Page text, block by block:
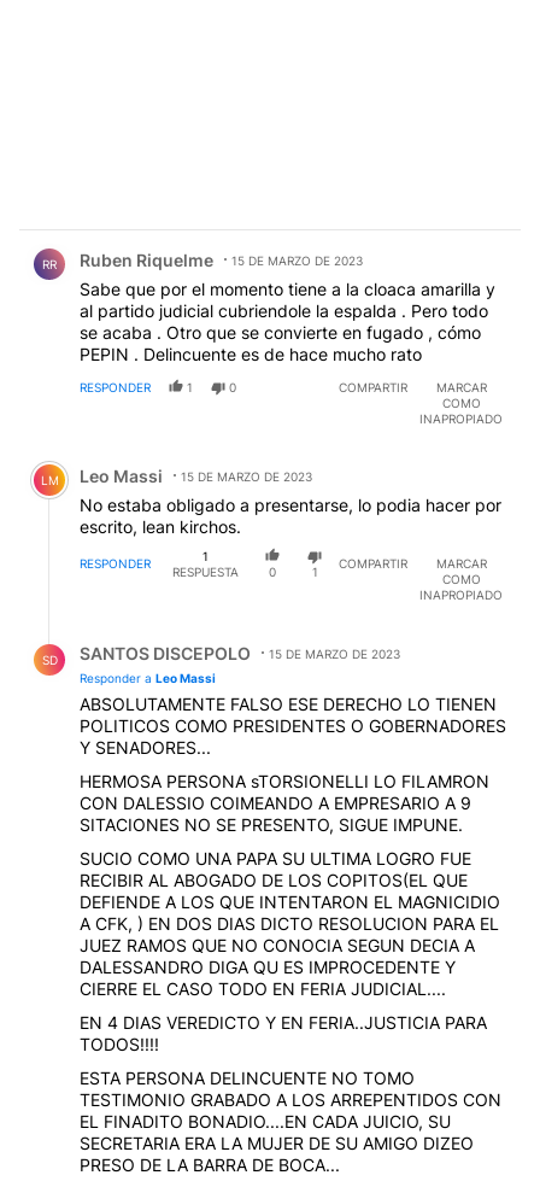
RR Ruben Riquelme 15 DE MARZO DE 2023
Sabe que por el momento tiene a la cloaca amarilla y
al partido judicial cubriendole la espalda . Pero todo
se acaba . Otro que se convierte en fugado , cómo
PEPIN . Delincuente es de hace mucho rato
RESPONDER 1 0 COMPARTIR
MARCAR
COMO
INAPROPIADO
Comentario de Leo Massi.
LM Leo Massi 15 DE MARZO DE 2023
No estaba obligado a presentarse, lo podia hacer por
escrito, lean kirchos.
RESPONDER
1
RESPUESTA
0 1
COMPARTIR
MARCAR
COMO
INAPROPIADO
SD SANTOS DISCEPOLO
15 DE MARZO DE 2023
Responder a Leo Massi
ABSOLUTAMENTE FALSO ESE DERECHO LO TIENEN
POLITICOS COMO PRESIDENTES O GOBERNADORES
Y SENADORES...
HERMOSA PERSONA sTORSIONELLI LO FILAMRON
CON DALESSIO COIMEANDO A EMPRESARIO A 9
SITACIONES NO SE PRESENTO, SIGUE IMPUNE.
SUCIO COMO UNA PAPA SU ULTIMA LOGRO FUE
RECIBIR AL ABOGADO DE LOS COPITOS(EL QUE
DEFIENDE A LOS QUE INTENTARON EL MAGNICIDIO
A CFK, ) EN DOS DIAS DICTO RESOLUCION PARA EL
JUEZ RAMOS QUE NO CONOCIA SEGUN DECIA A
DALESSANDRO DIGA QU ES IMPROCEDENTE Y
CIERRE EL CASO TODO EN FERIA JUDICIAL....
EN 4 DIAS VEREDICTO Y EN FERIA..JUSTICIA PARA
TODOS!!!!
ESTA PERSONA DELINCUENTE NO TOMO
TESTIMONIO GRABADO A LOS ARREPENTIDOS CON
EL FINADITO BONADIO....EN CADA JUICIO, SU
SECRETARIA ERA LA MUJER DE SU AMIGO DIZEO
PRESO DE LA BARRA DE BOCA...